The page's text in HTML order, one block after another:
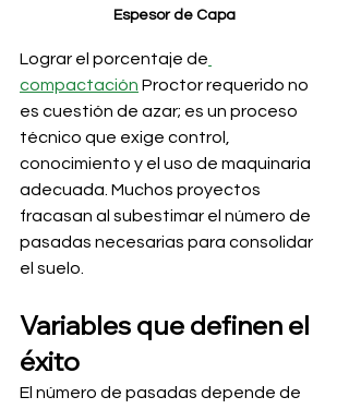
Espesor de Capa
Lograr el porcentaje de
compactación Proctor requerido no
es cuestión de azar; es un proceso
técnico que exige control,
conocimiento y el uso de maquinaria
adecuada. Muchos proyectos
fracasan al subestimar el número de
pasadas necesarias para consolidar
el suelo.
Variables que definen el
éxito
El número de pasadas depende de